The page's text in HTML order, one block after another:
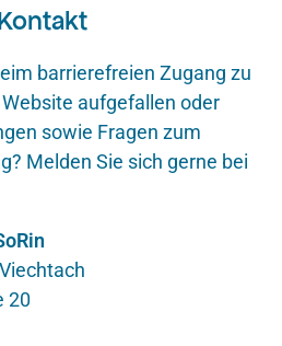
barrierefreien Zugang zu
aufgefallen oder
sowie Fragen zum
Melden Sie sich gerne bei
20